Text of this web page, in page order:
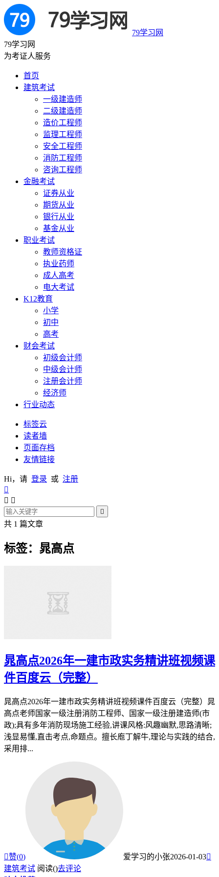
79学习网
79学习网
为考证人服务
首页
建筑考试
一级建造师
二级建造师
造价工程师
监理工程师
安全工程师
消防工程师
咨询工程师
金融考试
证券从业
期货从业
银行从业
基金从业
职业考试
教师资格证
执业药师
成人高考
电大考试
K12教育
小学
初中
高考
财会考试
初级会计师
中级会计师
注册会计师
经济师
行业动态
标签云
读者墙
页面存档
友情链接
Hi，请 登录 或 注册

 

共 1 篇文章
标签：晁高点
晁高点2026年一建市政实务精讲班视频课
件百度云（完整）
晁高点2026年一建市政实务精讲班视频课件百度云（完整）晁
高点老师国家一级注册消防工程师、国家一级注册建造师(市
政);具有多年消防现场施工经验,讲课风格:风趣幽默,思路清晰;
浅显易懂,直击考点,命题点。擅长庖丁解牛,理论与实践的结合,
采用排...
赞(0) 爱学习的小张2026-01-03
建筑考试 阅读()去评论